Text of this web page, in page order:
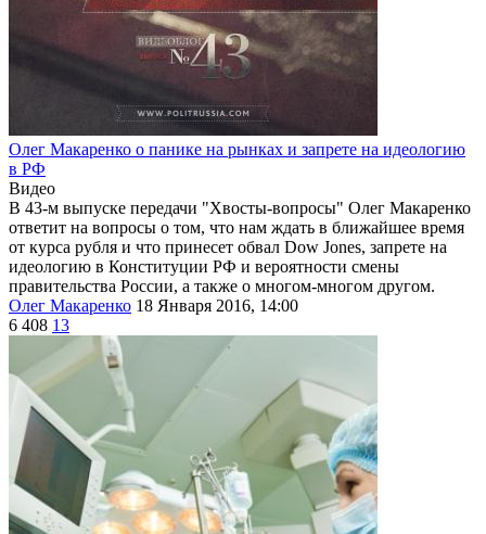
Олег Макаренко о панике на рынках и запрете на идеологию
в РФ
Видео
В 43-м выпуске передачи "Хвосты-вопросы" Олег Макаренко
ответит на вопросы о том, что нам ждать в ближайшее время
от курса рубля и что принесет обвал Dow Jones, запрете на
идеологию в Конституции РФ и вероятности смены
правительства России, а также о многом-многом другом.
Олег Макаренко 18 Января 2016, 14:00
6 408 13